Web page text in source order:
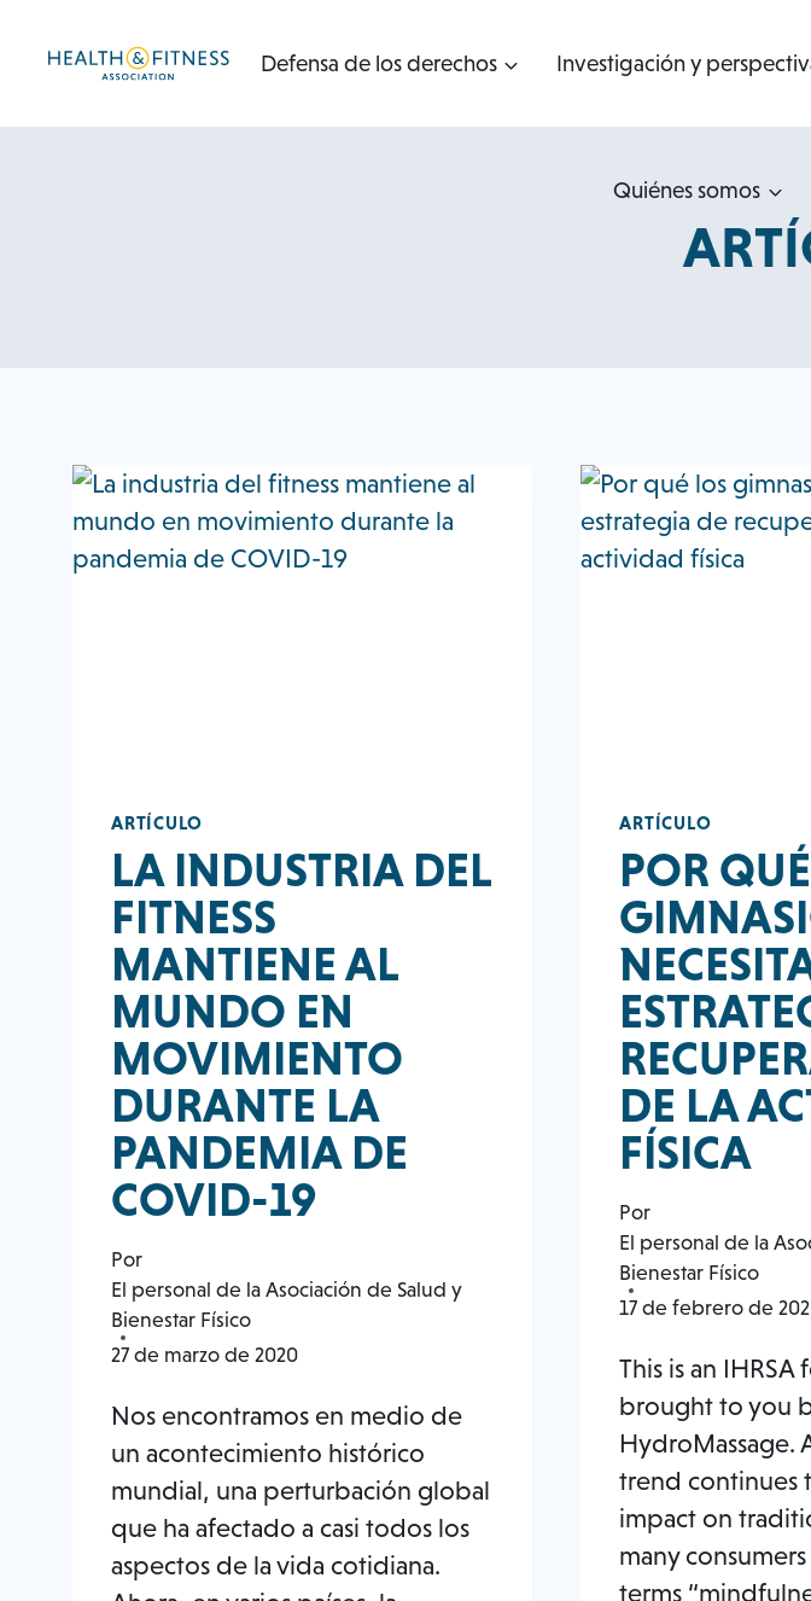
Defensa de los derechos Investigación y
Quiénes somos
ARTÍCULO
LA INDUSTRIA DEL
FITNESS
MANTIENE AL
MUNDO EN
MOVIMIENTO
DURANTE LA
PANDEMIA DE
COVID-19
Por
El personal de la Asociación de Salud y
Bienestar Físico
27 de marzo de 2020
Nos encontramos en medio de
un acontecimiento histórico
mundial, una perturbación global
que ha afectado a casi todos los
aspectos de la vida cotidiana.
ARTÍCULO
POR
DE LA
FÍSICA
Por
El personal de la
Bienestar Físico
17 de febrero de
This is an
brought to you
HydroMassage.
trend continues
impact on
many
terms